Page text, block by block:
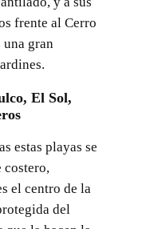
frente al Cerro
una gran
El Sol,
estas playas se
costero,
el centro de la
del